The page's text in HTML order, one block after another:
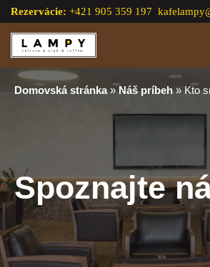
Preskočiť
na
obsah
Rezervácie: +421 905 359 197
Domovská stránka»Náš príbeh»Kto
Spoznajte